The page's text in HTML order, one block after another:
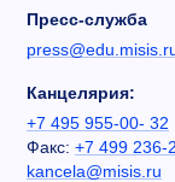
Пресс-служба
Канцелярия:
+7 495 955-00- 32
Факс: +7 499 236-
kancela@misis.ru